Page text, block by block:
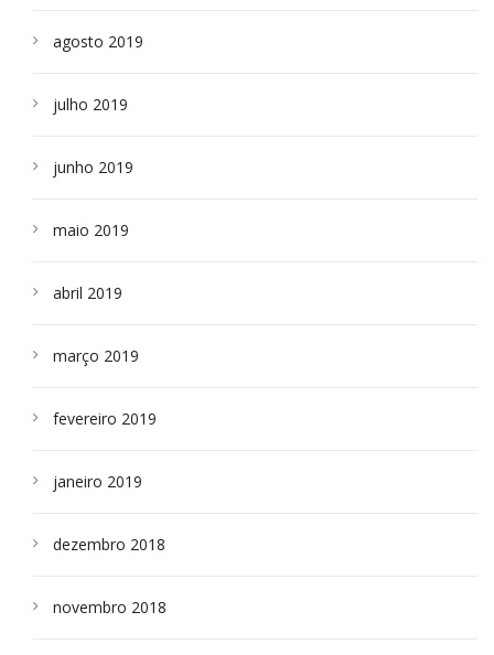
agosto 2019
julho 2019
junho 2019
maio 2019
abril 2019
março 2019
fevereiro 2019
janeiro 2019
dezembro 2018
novembro 2018